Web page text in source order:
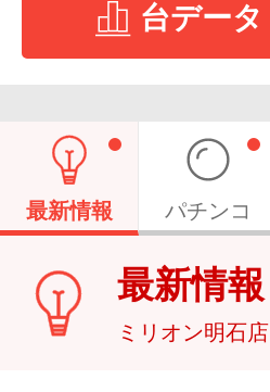
台データ
最新情報 パチンコ
最新情報
ミリオン明石店